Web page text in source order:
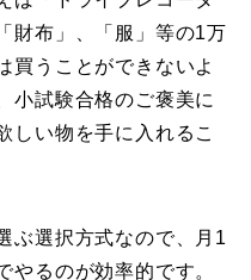
財布」、「服」等の1万
買うことができないよ
小試験合格のご褒美に
しい物を手に入れるこ
ぶ選択方式なので、月1
やるのが効率的です。